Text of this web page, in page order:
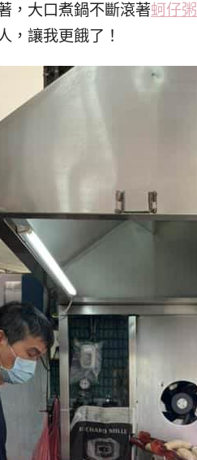
，大口煮鍋不斷滾著蚵仔粥
，讓我更餓了！